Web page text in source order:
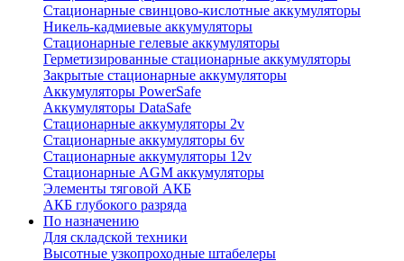
Стационарные свинцово-кислотные аккумуляторы
Никель-кадмиевые аккумуляторы
Стационарные гелевые аккумуляторы
Герметизированные стационарные аккумуляторы
Закрытые стационарные аккумуляторы
Аккумуляторы PowerSafe
Аккумуляторы DataSafe
Стационарные аккумуляторы 2v
Стационарные аккумуляторы 6v
Стационарные аккумуляторы 12v
Стационарные AGM аккумуляторы
Элементы тяговой АКБ
АКБ глубокого разряда
По назначению
Для складской техники
Высотные узкопроходные штабелеры